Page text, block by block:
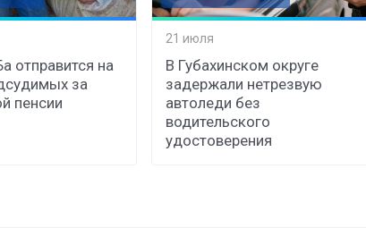
отправится на
за
пенсии
21 июля
В Губахинском округе
задержали нетрезвую
автоледи без
водительского
удостоверения